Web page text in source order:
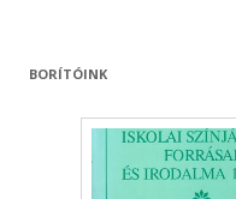
BORÍTÓINK